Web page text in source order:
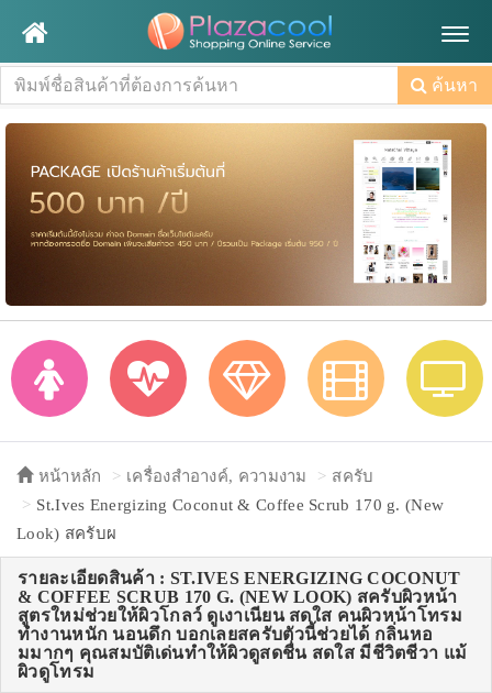
ค้นหา
หน้าหลัก เครื่องสำอางค์, ความงาม
สครับ
St.Ives Energizing Coconut & Coffee Scrub 170 g. (New
Look) สครับผ
รายละเอียดสินค้า : ST.IVES ENERGIZING COCONUT
& COFFEE SCRUB 170 G. (NEW LOOK) สครับผิวหน้า
สูตรใหม่ช่วยให้ผิวโกลว์ ดูเงาเนียน สดใส คนผิวหน้าโทรม
ทำงานหนัก นอนดึก บอกเลยสครับตัวนี้ช่วยได้ กลิ่นหอ
มมากๆ คุณสมบัติเด่นทำให้ผิวดูสดชื่น สดใส มีชีวิตชีวา แม้
ผิวดูโทรม